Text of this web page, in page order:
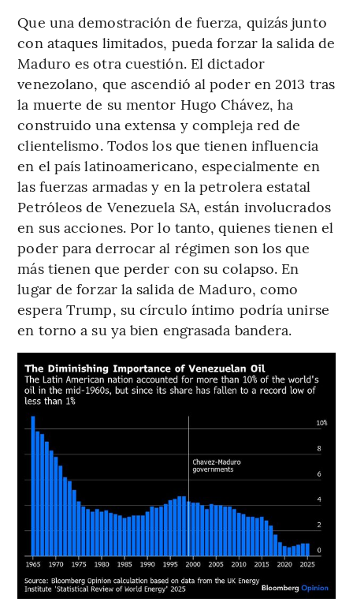
Que una demostración de fuerza, quizás junto
con ataques limitados, pueda forzar la salida de
Maduro es otra cuestión. El dictador
venezolano, que ascendió al poder en 2013 tras
la muerte de su mentor Hugo Chávez, ha
construido una extensa y compleja red de
clientelismo. Todos los que tienen influencia
en el país latinoamericano, especialmente en
las fuerzas armadas y en la petrolera estatal
Petróleos de Venezuela SA, están involucrados
en sus acciones. Por lo tanto, quienes tienen el
poder para derrocar al régimen son los que
más tienen que perder con su colapso. En
lugar de forzar la salida de Maduro, como
espera Trump, su círculo íntimo podría unirse
en torno a su ya bien engrasada bandera.